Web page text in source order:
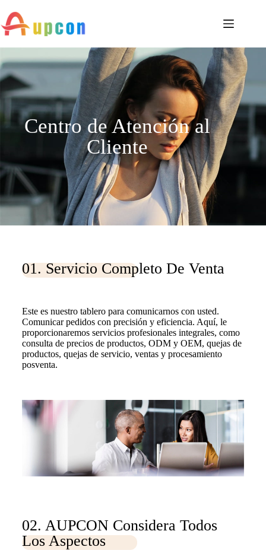
Centro de Atención al
Cliente
01. Servicio Completo De Venta
Este es nuestro tablero para comunicarnos con usted.
Comunicar pedidos con precisión y eficiencia. Aquí, le
proporcionaremos servicios profesionales integrales, como
consulta de precios de productos, ODM y OEM, quejas de
productos, quejas de servicio, ventas y procesamiento
posventa.
02. AUPCON Considera Todos
Los Aspectos